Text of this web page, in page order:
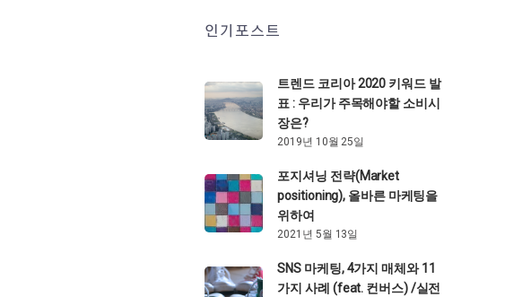
인기포스트
트렌드 코리아 2020 키워드 발
표 : 우리가 주목해야할 소비시
장은?
2019년 10월 25일
포지셔닝 전략(Market
positioning), 올바른 마케팅을
위하여
2021년 5월 13일
SNS 마케팅, 4가지 매체와 11
가지 사례 (feat. 컨버스) /실전